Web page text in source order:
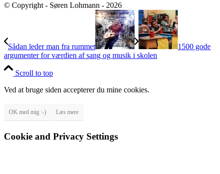
© Copyright - Søren Lohmann - 2026
Sådan leder man fra rummet
1500 gode
argumenter for værdien af sang og musik i skolen
Scroll to top
Ved at bruge siden accepterer du mine cookies.
OK med mig :-) Læs mere
Cookie and Privacy Settings